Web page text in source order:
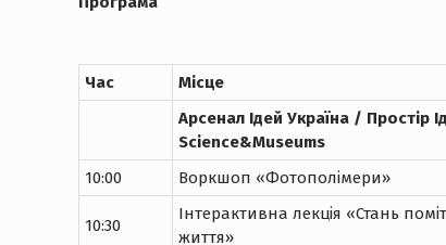
Час
Місце
Арсенал Ідей Україна / Простір
Science&Museums
10:00 Воркшоп «Фотополімери»
10:30
Інтерактивна лекція «Стань
життя»